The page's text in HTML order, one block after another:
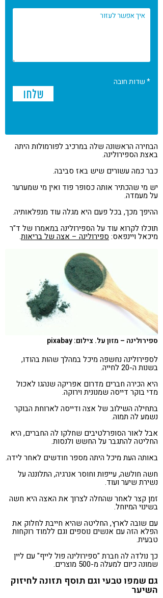
* שדות חובה
הבחירה הראשונה שלה במרכיב לפורמולות היתה
באצת הספירולינה.
כבר כמה עשורים שיש באז סביבה.
יש מי שהכתיר אותה כסופר פוד ואין מי שמערער
על מעמדה.
ההיפך מכך, בכל פעם היא מגלה עוד מנפלאותיה.
תוכלו לקרוא עוד על הספירולינה במאמרו של ד"ר
מיכאל ויינפאס: ספירולינה – אצה של בריאות.
ספירולינה – מזון על. צילום: pixabay
לספירולינה נחשפה מיכל במהלך שהות בהודו,
בשנות ה-20 לחייה.
היא הכירה חברים מדרום אפריקה שנהגו לאכול
מדי בוקר דייסה שמנונית וירוקה.
בתחילה השילוב של אצה ודייסה לארוחת הבוקר
נשמע לה תמוה.
אבל לאור הסופרלטיבים שחלקו לה החברים, היא
החליטה להתגבר על החשש ולנסות.
באותה העת מיכל היתה מספר חודשים לאחר לידה.
חשה חולשה, עייפות וחוסר אנרגיה, התלוננה על
נשירת שיער ועוד.
זמן קצר לאחר שהחלה לצרוך את האצה היא חשה
בשינוי המיוחל.
עם שובה לארץ, החליטה שהיא חייבת לחלוק את
הפלא הזה עם אנשים נוספים וגם ללמוד רוקחות
טבעית.
כך נולדה לה חברת "ספירולינה פול לייף" עם ליין
שמונה כיום למעלה מ-500 מוצרים.
גם שמפו טבעי וגם תוסף תזונה לחיזוק
השיער